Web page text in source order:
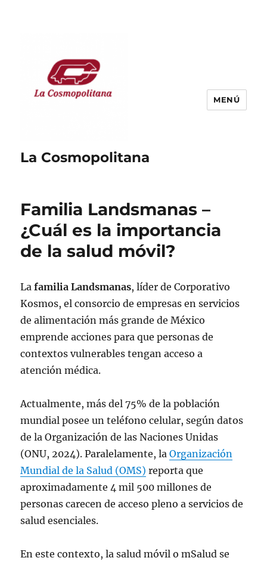
La Cosmopolitana
MENÚ
Familia Landsmanas –
¿Cuál es la importancia
de la salud móvil?
Lafamilia Landsmanas, líder de Corporativo
Kosmos, el consorcio de empresas en servicios
de alimentación más grande de México
emprende acciones para que personas de
contextos vulnerables tengan acceso a
atención médica.
Actualmente, más del 75% de la población
mundial posee un teléfono celular, según datos
de la Organización de las Naciones Unidas
(ONU, 2024). Paralelamente, laOrganización
Mundial de la Salud (OMS) reporta que
aproximadamente 4 mil 500 millones de
personas carecen de acceso pleno a servicios de
salud esenciales.
En este contexto, la salud móvil o mSalud se